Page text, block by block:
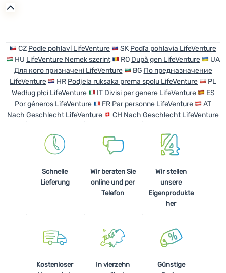
CZ Podle pohlaví LifeVenture SK Podľa pohlavia LifeVenture
HU LifeVenture Nemek szerint RO După gen LifeVenture
UA
Для кого призначені LifeVenture
BG По предназначение
LifeVenture
HR Podjela ruksaka prema spolu LifeVenture
PL
Według płci LifeVenture
IT Divisi per genere LifeVenture
ES
Por géneros LifeVenture
FR Par personne LifeVenture
AT
Nach Geschlecht LifeVenture
CH Nach Geschlecht LifeVenture
Schnelle
Lieferung
Wir beraten Sie
online und per
Telefon
Wir stellen
unsere
Eigenprodukte
her
Kostenloser
In vierzehn
Günstige